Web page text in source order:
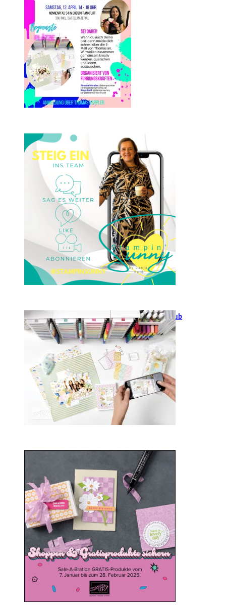
Einsteigen 2025 im Team
Stampin‘ Sunny
23. Januar 2025
GANZ NEU: Scrapbooking Club
2025
21. Januar 2025
Sale-a-bration 2025
20. Januar 2025